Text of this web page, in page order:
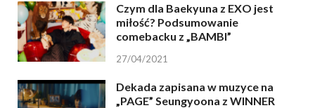
Czym dla Baekyuna z EXO jest
miłość? Podsumowanie
comebacku z „BAMBI”
27/04/2021
Dekada zapisana w muzyce na
„PAGE” Seungyoona z WINNER